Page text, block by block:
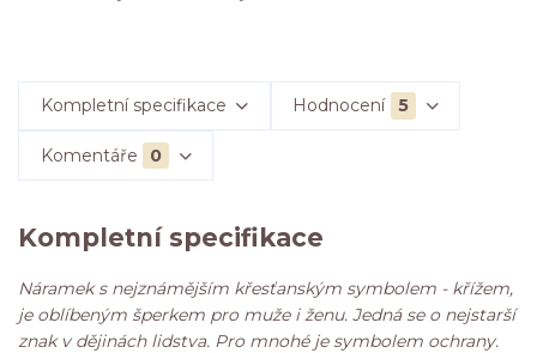
Kompletní specifikace Hodnocení 5
Komentáře 0
Kompletní specifikace
Náramek s nejznámějším křesťanským symbolem - křížem,
je oblíbeným šperkem pro muže i ženu. Jedná se o nejstarší
znak v dějinách lidstva. Pro mnohé je symbolem ochrany.